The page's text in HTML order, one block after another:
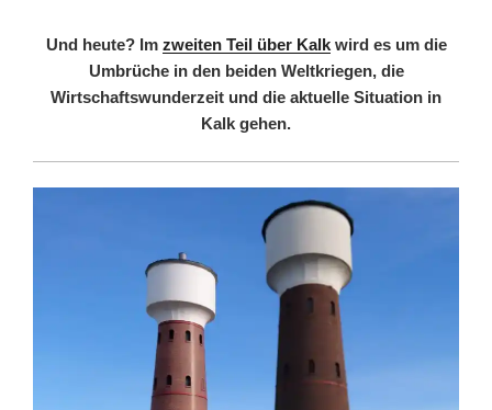
Und heute? Im zweiten Teil über Kalkwird es um die
Umbrüche in den beiden Weltkriegen, die
Wirtschaftswunderzeit und die aktuelle Situation in
Kalk gehen.